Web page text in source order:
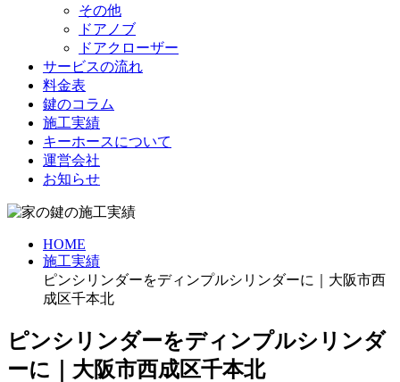
その他
ドアノブ
ドアクローザー
サービスの流れ
料金表
鍵のコラム
施工実績
キーホースについて
運営会社
お知らせ
HOME
施工実績
ピンシリンダーをディンプルシリンダーに｜大阪市西
成区千本北
ピンシリンダーをディンプルシリンダ
ーに｜大阪市西成区千本北